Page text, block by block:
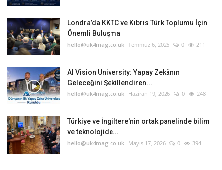
Londra’da KKTC ve Kıbrıs Türk Toplumu İçin
Önemli Buluşma
hello@uk4mag.co.uk Temmuz 6, 2026 0 211
AI Vision University: Yapay Zekânın
Geleceğini Şekillendiren...
hello@uk4mag.co.uk Haziran 19, 2026 0 248
Türkiye ve İngiltere'nin ortak panelinde bilim
ve teknolojide...
hello@uk4mag.co.uk Mayıs 17, 2026 0 394